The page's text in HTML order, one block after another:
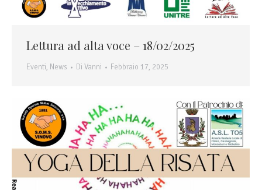
Lettura ad alta voce – 18/02/2025
Eventi, News Di Vanni Febbraio 17, 2025